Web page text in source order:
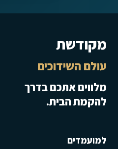
מקודשת
עולם השידוכים
מלווים אתכם בדרך
להקמת הבית.
למועמדים